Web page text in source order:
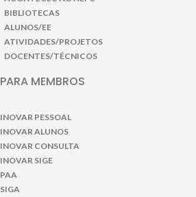
BIBLIOTECAS
ALUNOS/EE
ATIVIDADES/PROJETOS
DOCENTES/TÉCNICOS
PARA MEMBROS
INOVAR PESSOAL
INOVAR ALUNOS
INOVAR CONSULTA
INOVAR SIGE
PAA
SIGA